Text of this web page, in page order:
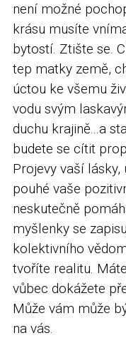
není možné
krásu musíte
bytostí. Ztište se.
tep matky země,
úctou ke všemu
vodu svým
duchu krajině...a
budete se cítit
Projevy vaší lásky,
pouhé vaše
neskutečně
myšlenky se
kolektivního
tvoříte realitu.
vůbec dokážete
Může vám může
na vás.